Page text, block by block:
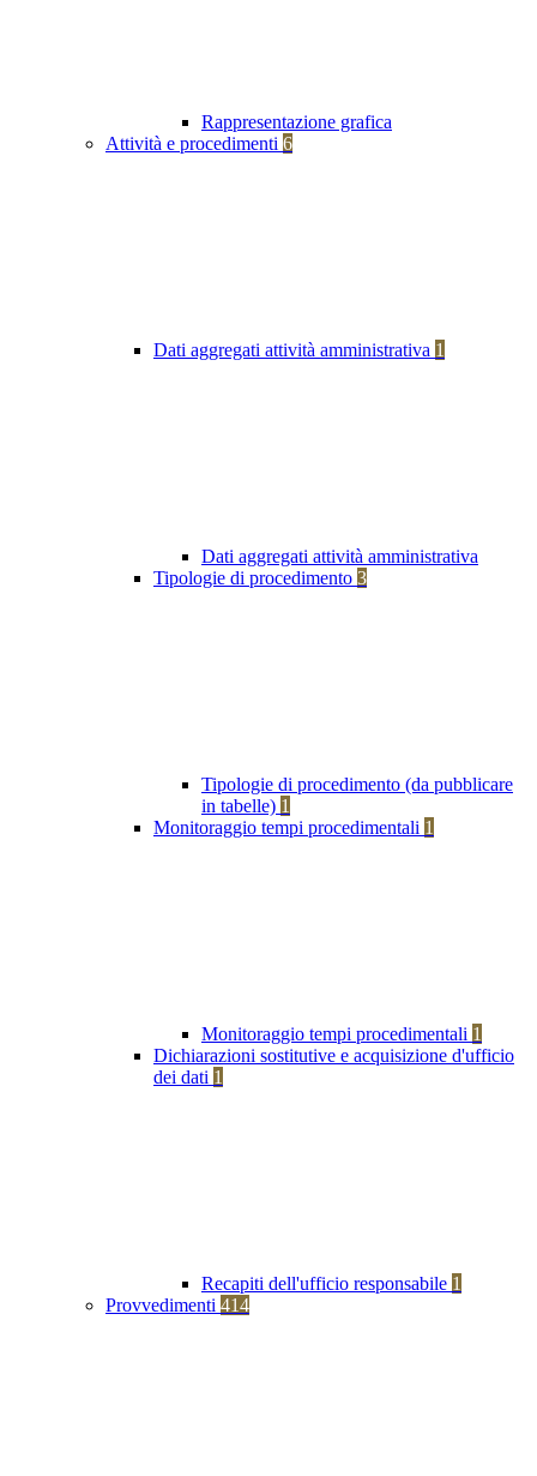
Rappresentazione grafica
Attività e procedimenti 6
Dati aggregati attività amministrativa 1
Dati aggregati attività amministrativa
Tipologie di procedimento 3
Tipologie di procedimento (da pubblicare
in tabelle) 1
Monitoraggio tempi procedimentali 1
Monitoraggio tempi procedimentali 1
Dichiarazioni sostitutive e acquisizione d'ufficio
dei dati 1
Recapiti dell'ufficio responsabile 1
Provvedimenti 414